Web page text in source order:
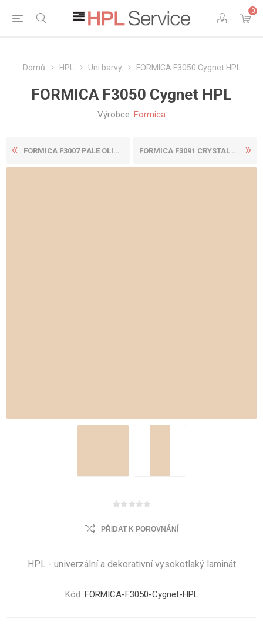
0
Domů HPL Uni barvy FORMICA F3050 Cygnet HPL
FORMICA F3050 Cygnet HPL
Výrobce: Formica
FORMICA F3007 PALE OLIVE HP... FORMICA F3091 CRYSTAL WHITE...
PŘIDAT K POROVNÁNÍ
HPL - univerzální a dekorativní vysokotlaký laminát
Kód: FORMICA-F3050-Cygnet-HPL